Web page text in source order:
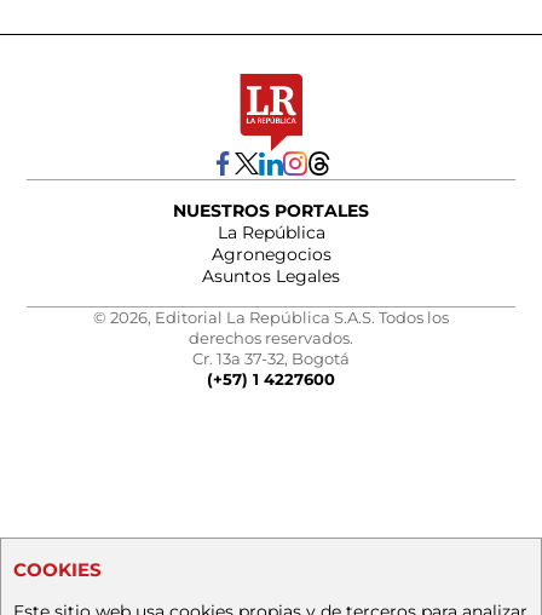
NUESTROS PORTALES
La República
Agronegocios
Asuntos Legales
© 2026, Editorial La República S.A.S. Todos los
derechos reservados.
Cr. 13a 37-32, Bogotá
(+57) 1 4227600
COOKIES